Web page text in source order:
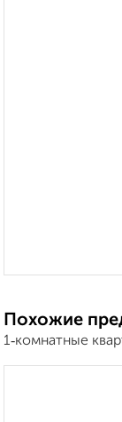
Похожие
1‑комнатные